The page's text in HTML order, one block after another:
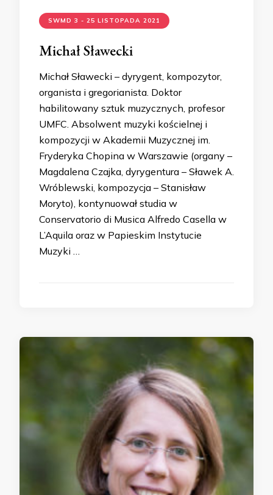
SWMD 3 - 25 LISTOPADA 2021
Michał Sławecki
Michał Sławecki – dyrygent, kompozytor,
organista i gregorianista. Doktor
habilitowany sztuk muzycznych, profesor
UMFC. Absolwent muzyki kościelnej i
kompozycji w Akademii Muzycznej im.
Fryderyka Chopina w Warszawie (organy –
Magdalena Czajka, dyrygentura – Sławek A.
Wróblewski, kompozycja – Stanisław
Moryto), kontynuował studia w
Conservatorio di Musica Alfredo Casella w
L’Aquila oraz w Papieskim Instytucie
Muzyki …